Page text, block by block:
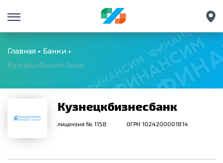
Санкт-Петербург
Екатеринбург
Краснодар
Нижний Новгород
Главная
Банки
Кузнецкбизнесбанк
Кузнецкбизнесбанк
лицензия № 1158 ОГРН 1024200001814